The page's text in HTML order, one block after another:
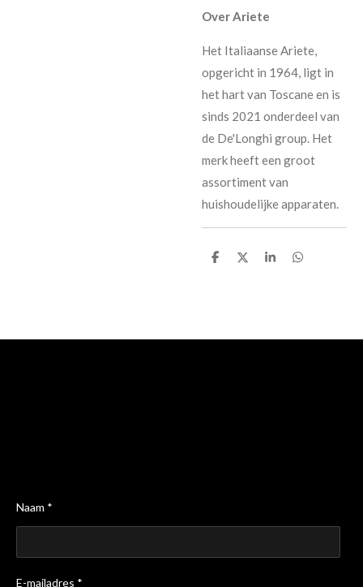
Over Ariete
Het Italiaanse Ariete,
opgericht in 1964, ligt in
het hart van Toscane en is
sinds 2021 onderdeel van
de De'Longhi group. Het
merk heeft een groot
assortiment van
huishoudelijke apparaten.
D
D
S
D
Naam *
E-mailadres *